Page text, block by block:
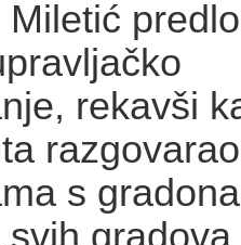
rekavši
s